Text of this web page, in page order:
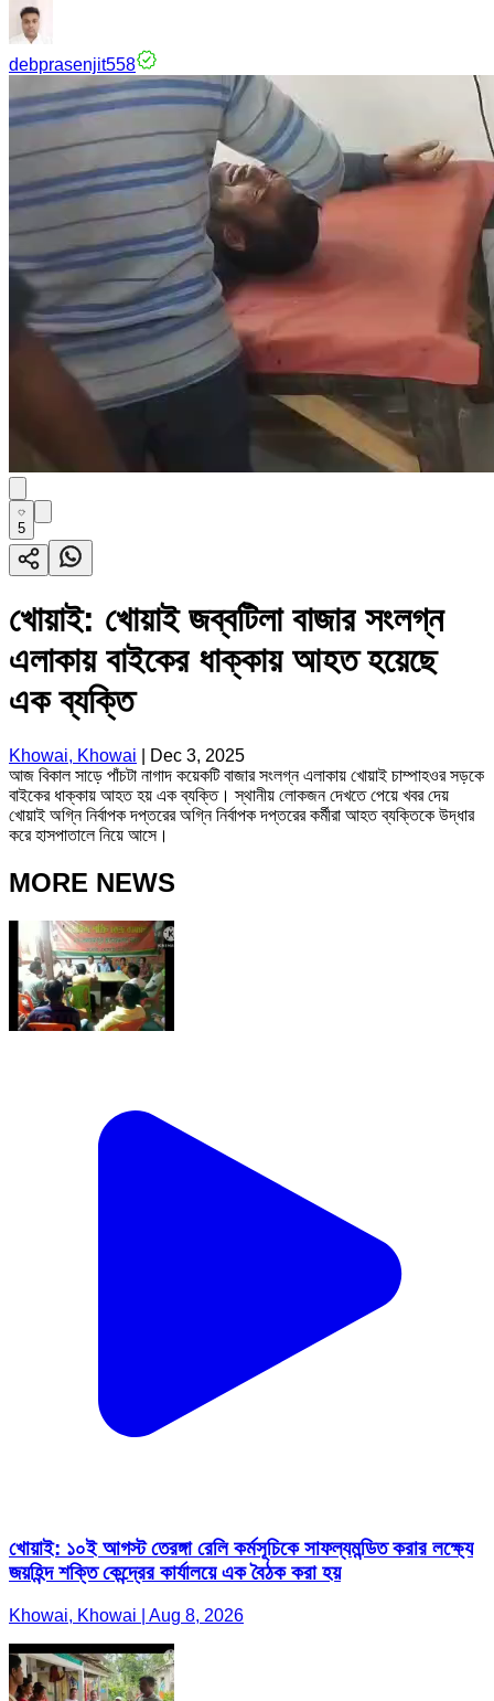
debprasenjit558
5
খোয়াই: খোয়াই জব্বটিলা বাজার সংলগ্ন
এলাকায় বাইকের ধাক্কায় আহত হয়েছে
এক ব্যক্তি
Khowai, Khowai
Dec 3, 2025
আজ বিকাল সাড়ে পাঁচটা নাগাদ কয়েকটি বাজার সংলগ্ন এলাকায় খোয়াই চাম্পাহওর সড়কে
বাইকের ধাক্কায় আহত হয় এক ব্যক্তি। স্থানীয় লোকজন দেখতে পেয়ে খবর দেয়
খোয়াই অগ্নি নির্বাপক দপ্তরের অগ্নি নির্বাপক দপ্তরের কর্মীরা আহত ব্যক্তিকে উদ্ধার
করে হাসপাতালে নিয়ে আসে।
MORE NEWS
খোয়াই: ১০ই আগস্ট তেরঙ্গা রেলি কর্মসূচিকে সাফল্যমন্ডিত করার লক্ষ্যে
জয়হিন্দ শক্তি কেন্দ্রের কার্যালয়ে এক বৈঠক করা হয়
Khowai, Khowai | Aug 8, 2026